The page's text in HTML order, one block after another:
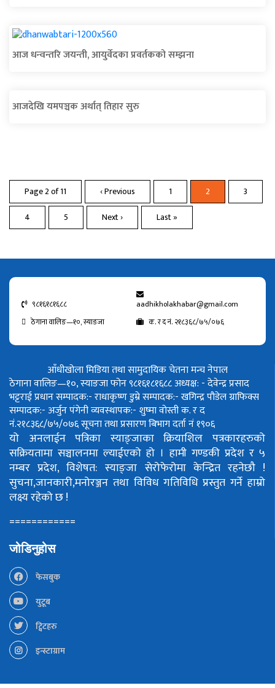
आज धन्वन्तरि जयन्ती, आयुर्वेदका प्रवर्तकको सम्झना
आजदेखि यमपञ्चक अर्थात् तिहार सुरु
Page 2 of 11 ‹ Previous 1 2
3
4
5 Next › Last »
९८१६१८१६८८
aadhikholakhabar@gmail.com
ठेगाना वालिङ—१०, स्याङजा
क. र द नं. २१८३६८/७५/०७६
आँधीखोला मिडिया तथा सामुदायिक चेतना मन्च नेपाल
ठेगाना वालिङ—१०, स्याङजा फोन ९८१६१८१६८८अध्यक्ष: - देवेन्द्र प्रसाद
भट्टराईप्रधान सम्पादक:- राधाकृष्ण डुम्रेसम्पादक:- खगिन्द्र पौडेलग्राफिक्स
सम्पादक:- अर्जुन पंगेनीव्यवस्थापक:- शुष्मा वोस्तीक. र द
नं.२१८३६८/७५/०७६सूचना तथा प्रसारण बिभाग दर्ता नं १९०६
यो अनलाईन पत्रिका स्याङ्जाका क्रियाशिल पत्रकारहरुको
सक्रियतामा सञ्चालनमा ल्याईएको हो । हामी गण्डकी प्रदेश र ५
नम्बर प्रदेश, विशेषत: स्याङ्जा सेरोफेरोमा केन्द्रित रहनेछौ !
सुचना,जानकारी,मनोरञ्जन तथा विविध गतिविधि प्रस्तुत गर्ने हाम्रो
लक्ष्य रहेको छ !
============
जोडिनुहोस
फेसबुक
युटूब
ट्विटहरु
इन्स्टाग्राम